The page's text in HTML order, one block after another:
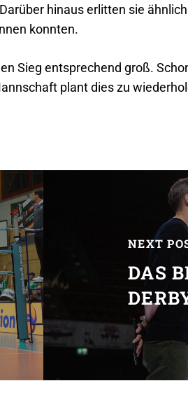
hinaus erlitten sie
konnten.
Sieg entsprechend groß.
plant dies zu
NEXT
DAS